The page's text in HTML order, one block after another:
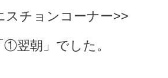
チョンコーナー>>
翌朝」でした。